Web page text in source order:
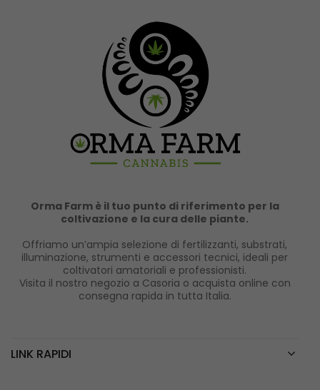
Orma Farm è il tuo punto di riferimento per la
coltivazione e la cura delle piante.
Offriamo un’ampia selezione di fertilizzanti, substrati,
illuminazione, strumenti e accessori tecnici, ideali per
coltivatori amatoriali e professionisti.
Visita il nostro negozio a Casoria o acquista online con
consegna rapida in tutta Italia.
LINK RAPIDI